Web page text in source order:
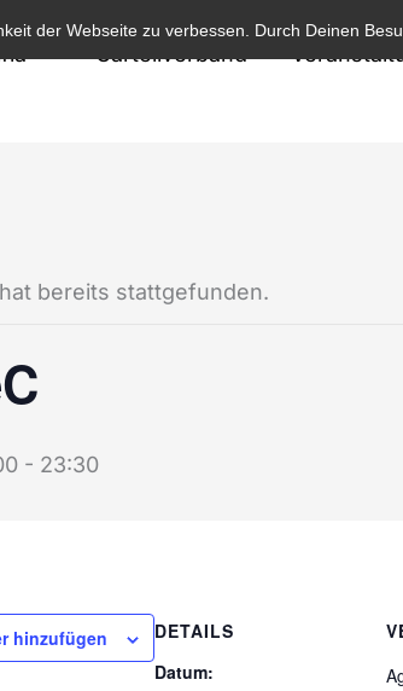
der Webseite zu verbessen. Durch Deinen
Cartellverband
bereits stattgefunden.
- 23:30
hinzufügen
DETAILS
Datum: